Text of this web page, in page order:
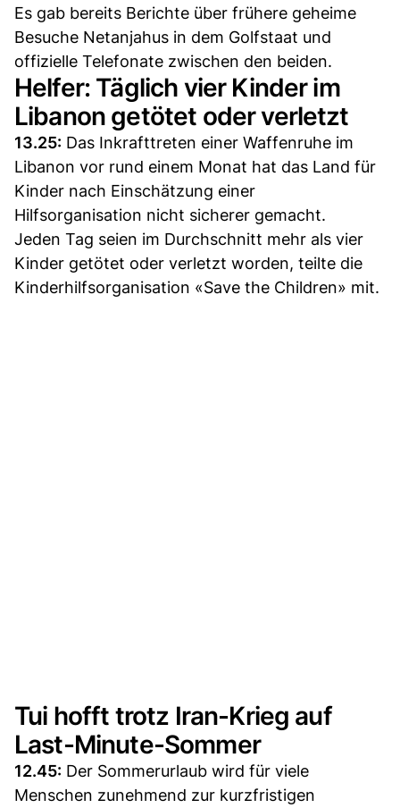
Es gab bereits Berichte über frühere geheime
Besuche Netanjahus in dem Golfstaat und
offizielle Telefonate zwischen den beiden.
Helfer: Täglich vier Kinder im
Libanon getötet oder verletzt
13.25: Das Inkrafttreten einer Waffenruhe im
Libanon vor rund einem Monat hat das Land für
Kinder nach Einschätzung einer
Hilfsorganisation nicht sicherer gemacht.
Jeden Tag seien im Durchschnitt mehr als vier
Kinder getötet oder verletzt worden, teilte die
Kinderhilfsorganisation «Save the Children» mit.
Tui hofft trotz Iran-Krieg auf
Last-Minute-Sommer
12.45: Der Sommerurlaub wird für viele
Menschen zunehmend zur kurzfristigen